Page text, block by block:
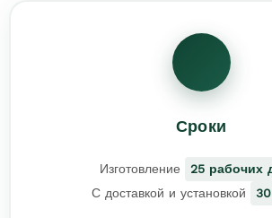
Сроки
Изготовление
25 рабочих
С доставкой и установкой